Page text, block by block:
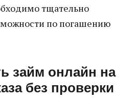
тщательно
по погашению
займ онлайн на
без проверки